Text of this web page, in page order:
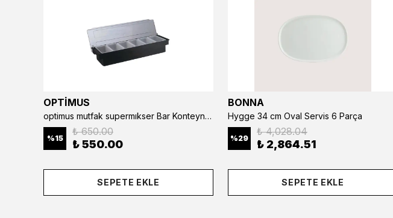
OPTİMUS
optimus mutfak supermıkser Bar Konteyner 6'lı 50×16×9 cm Kapaklı Polikarbon Organizer Bar & Kafe
%15
₺ 650.00
₺ 550.00
SEPETE EKLE
BONNA
Hygge 34 cm Oval Servis 6 Parça
%29
₺ 4,028.04
₺ 2,864.51
SEPETE EKLE